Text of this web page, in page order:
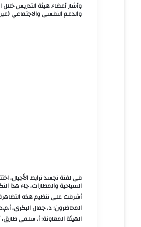
وأشار أعضاء هيئة التدريس خلال
والدعم النفسي والاجتماعي
في لفتة تجسد ترابط الأجيال،
السياحية والمطارات، جاء هذا
أشرفت على تنظيم هذه التظاهرة
المحاضرون: د. جمال البكري،
الهيئة المعاونة: أ. سلمى